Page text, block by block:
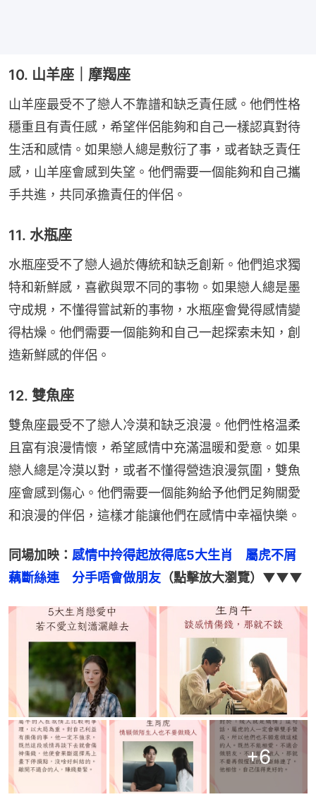
10. 山羊座｜摩羯座
山羊座最受不了戀人不靠譜和缺乏責任感。他們性格
穩重且有責任感，希望伴侶能夠和自己一樣認真對待
生活和感情。如果戀人總是敷衍了事，或者缺乏責任
感，山羊座會感到失望。他們需要一個能夠和自己攜
手共進，共同承擔責任的伴侶。
11. 水瓶座
水瓶座受不了戀人過於傳統和缺乏創新。他們追求獨
特和新鮮感，喜歡與眾不同的事物。如果戀人總是墨
守成規，不懂得嘗試新的事物，水瓶座會覺得感情變
得枯燥。他們需要一個能夠和自己一起探索未知，創
造新鮮感的伴侶。
12. 雙魚座
雙魚座最受不了戀人冷漠和缺乏浪漫。他們性格温柔
且富有浪漫情懷，希望感情中充滿温暖和愛意。如果
戀人總是冷漠以對，或者不懂得營造浪漫氛圍，雙魚
座會感到傷心。他們需要一個能夠給予他們足夠關愛
和浪漫的伴侶，這樣才能讓他們在感情中幸福快樂。
同場加映： 感情中拎得起放得底5大生肖　屬虎不屑
藕斷絲連　分手唔會做朋友 （點擊放大瀏覽）▼▼▼
+6